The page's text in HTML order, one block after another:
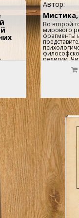
Автор:
Мистика,
Во второй
мирового
фрагменты
религии.
Герберта
Джемса,
Вебера,
Фрика,
есть и
называется
Фрэзер.
«ЗОЛОТОЙ
ФОРМУЛА